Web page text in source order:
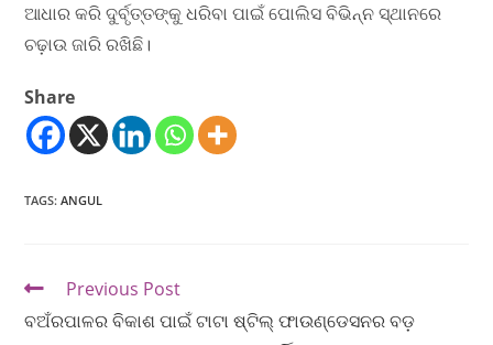
ଆଧାର କରି ଦୁର୍ବୃତ୍ତଙ୍କୁ ଧରିବା ପାଇଁ ପୋଲିସ ବିଭିନ୍ନ ସ୍ଥାନରେ
ଚଢ଼ାଉ ଜାରି ରଖିଛି।
Share
TAGS:ANGUL
Previous Post
ବଅଁରପାଳର ବିକାଶ ପାଇଁ ଟାଟା ଷ୍ଟିଲ୍ ଫାଉଣ୍ଡେସନର ବଡ଼